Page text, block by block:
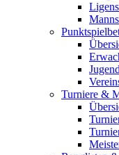
Turniere &